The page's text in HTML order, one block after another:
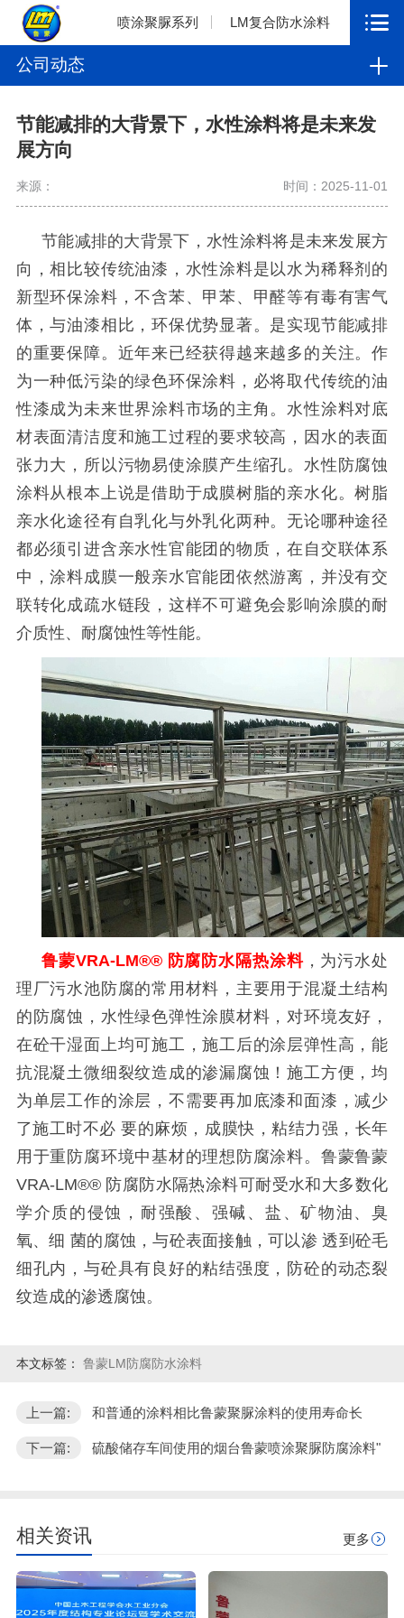
喷涂聚脲系列 LM复合防水涂料
公司动态
节能减排的大背景下，水性涂料将是未来发
展方向
来源： 时间：2025-11-01
节能减排的大背景下，水性涂料将是未来发展方
向，相比较传统油漆，水性涂料是以水为稀释剂的
新型环保涂料，不含苯、甲苯、甲醛等有毒有害气
体，与油漆相比，环保优势显著。是实现节能减排
的重要保障。近年来已经获得越来越多的关注。作
为一种低污染的绿色环保涂料，必将取代传统的油
性漆成为未来世界涂料市场的主角。水性涂料对底
材表面清洁度和施工过程的要求较高，因水的表面
张力大，所以污物易使涂膜产生缩孔。水性防腐蚀
涂料从根本上说是借助于成膜树脂的亲水化。树脂
亲水化途径有自乳化与外乳化两种。无论哪种途径
都必须引进含亲水性官能团的物质，在自交联体系
中，涂料成膜一般亲水官能团依然游离，并没有交
联转化成疏水链段，这样不可避免会影响涂膜的耐
介质性、耐腐蚀性等性能。
鲁蒙VRA-LM®® 防腐防水隔热涂料，为污水处
理厂污水池防腐的常用材料，主要用于混凝土结构
的防腐蚀，水性绿色弹性涂膜材料，对环境友好，
在砼干湿面上均可施工，施工后的涂层弹性高，能
抗混凝土微细裂纹造成的渗漏腐蚀！施工方便，均
为单层工作的涂层，不需要再加底漆和面漆，减少
了施工时不必 要的麻烦，成膜快，粘结力强，长年
用于重防腐环境中基材的理想防腐涂料。鲁蒙鲁蒙
VRA-LM®® 防腐防水隔热涂料可耐受水和大多数化
学介质的侵蚀，耐强酸、强碱、盐、矿物油、臭
氧、细 菌的腐蚀，与砼表面接触，可以渗 透到砼毛
细孔内，与砼具有良好的粘结强度，防砼的动态裂
纹造成的渗透腐蚀。
本文标签： 鲁蒙LM防腐防水涂料
上一篇: 和普通的涂料相比鲁蒙聚脲涂料的使用寿命长
下一篇: 硫酸储存车间使用的烟台鲁蒙喷涂聚脲防腐涂料"
相关资讯 更多